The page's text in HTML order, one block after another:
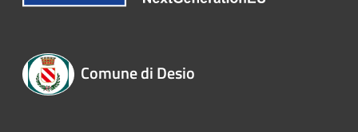
Comune di Desio